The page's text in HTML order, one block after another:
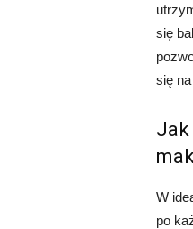
się
się
Jak
W
po